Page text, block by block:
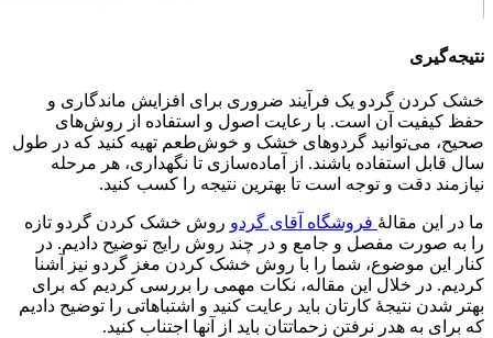
نتیجه‌گیری
خشک کردن گردو یک فرآیند ضروری برای افزایش ماندگاری و
حفظ کیفیت آن است. با رعایت اصول و استفاده از روش‌های
صحیح، می‌توانید گردوهای خشک و خوش‌طعم تهیه کنید که در طول
سال قابل استفاده باشند. از آماده‌سازی تا نگهداری، هر مرحله
نیازمند دقت و توجه است تا بهترین نتیجه را کسب کنید.
ما در این مقالۀ فروشگاه آقای گردو روش خشک کردن گردو تازه
را به صورت مفصل و جامع و در چند روش رایج توضیح دادیم. در
کنار این موضوع، شما را با روش خشک کردن مغز گردو نیز آشنا
کردیم. در خلال این مقاله، نکات مهمی را بررسی کردیم که برای
بهتر شدن نتیجۀ کارتان باید رعایت کنید و اشتباهاتی را توضیح دادیم
که برای به هدر نرفتن زحماتتان باید از آنها اجتناب کنید.